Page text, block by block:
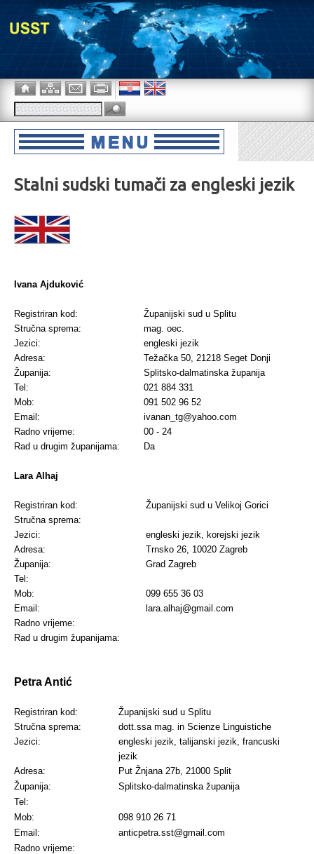
Stalni sudski tumači za engleski jezik
Ivana Ajduković
Registriran kod:
Županijski sud u Splitu
Stručna sprema:
mag. oec.
Jezici:
engleski jezik
Adresa:
Težačka 50, 21218 Seget Donji
Županija:
Splitsko-dalmatinska županija
Tel:
021 884 331
Mob:
091 502 96 52
Email:
ivanan_tg@yahoo.com
Radno vrijeme:
00 - 24
Rad u drugim županijama:
Da
Lara Alhaj
Registriran kod:
Županijski sud u Velikoj Gorici
Stručna sprema:
Jezici:
engleski jezik, korejski jezik
Adresa:
Trnsko 26, 10020 Zagreb
Županija:
Grad Zagreb
Tel:
Mob:
099 655 36 03
Email:
lara.alhaj@gmail.com
Radno vrijeme:
Rad u drugim županijama:
Petra Antić
Registriran kod:
Županijski sud u Splitu
Stručna sprema:
dott.ssa mag. in Scienze Linguistiche
Jezici:
engleski jezik, talijanski jezik, francuski
jezik
Adresa:
Put Žnjana 27b, 21000 Split
Županija:
Splitsko-dalmatinska županija
Tel:
Mob:
098 910 26 71
Email:
anticpetra.sst@gmail.com
Radno vrijeme: